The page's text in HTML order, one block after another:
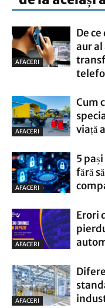
AFACERI
De
aur
AFACERI
Cum
viață
AFACERI
5
fără
AFACERI
Erori
AFACERI